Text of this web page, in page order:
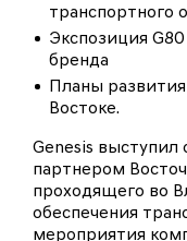
транспортного
Экспозиция
бренда
Планы
Востоке.
Genesis
партнером
проходящего во
обеспечения
мероприятия